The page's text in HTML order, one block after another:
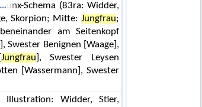
unx-Schema (83ra: Widder,
Skorpion; Mitte: Jungfrau;
am Seitenkopf
Swester Benignen [Waage],
Jungfrau ], Swester Leysen
[Wassermann], Swester
Illustration: Widder, Stier,